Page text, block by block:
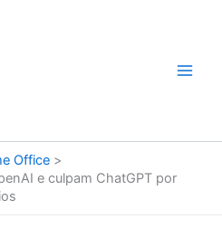
Office
e culpam ChatGPT por